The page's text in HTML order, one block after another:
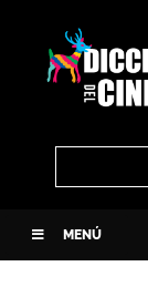
MENÚ